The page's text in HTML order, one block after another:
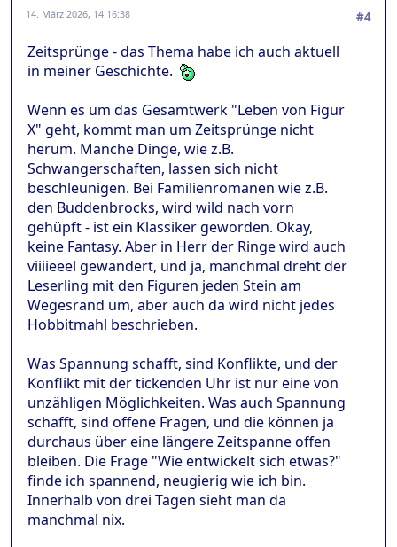
#4
14. März 2026, 14:16:38
Zeitsprünge - das Thema habe ich auch aktuell
in meiner Geschichte.
Wenn es um das Gesamtwerk "Leben von Figur
X" geht, kommt man um Zeitsprünge nicht
herum. Manche Dinge, wie z.B.
Schwangerschaften, lassen sich nicht
beschleunigen. Bei Familienromanen wie z.B.
den Buddenbrocks, wird wild nach vorn
gehüpft - ist ein Klassiker geworden. Okay,
keine Fantasy. Aber in Herr der Ringe wird auch
viiiieeel gewandert, und ja, manchmal dreht der
Leserling mit den Figuren jeden Stein am
Wegesrand um, aber auch da wird nicht jedes
Hobbitmahl beschrieben.
Was Spannung schafft, sind Konflikte, und der
Konflikt mit der tickenden Uhr ist nur eine von
unzähligen Möglichkeiten. Was auch Spannung
schafft, sind offene Fragen, und die können ja
durchaus über eine längere Zeitspanne offen
bleiben. Die Frage "Wie entwickelt sich etwas?"
finde ich spannend, neugierig wie ich bin.
Innerhalb von drei Tagen sieht man da
manchmal nix.